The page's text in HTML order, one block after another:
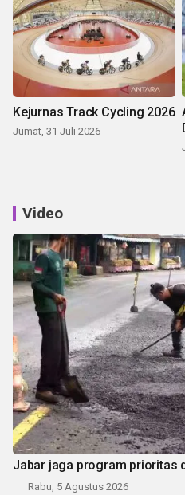
Kejurnas Track Cycling 2026
Jumat, 31 Juli 2026
Video
Jabar jaga program prioritas
Rabu, 5 Agustus 2026